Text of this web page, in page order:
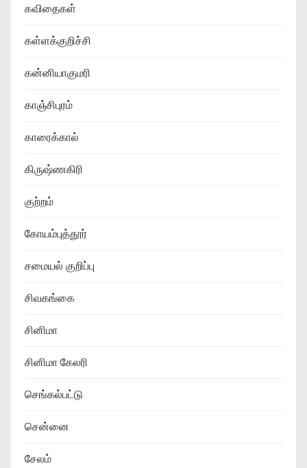
கவிதைகள்
கள்ளக்குறிச்சி
கன்னியாகுமரி
காஞ்சிபுரம்
காரைக்கால்
கிருஷ்ணகிரி
குற்றம்
கோயம்புத்தூர்
சமையல் குறிப்பு
சிவகங்கை
சினிமா
சினிமா கேலரி
செங்கல்பட்டு
சென்னை
சேலம்